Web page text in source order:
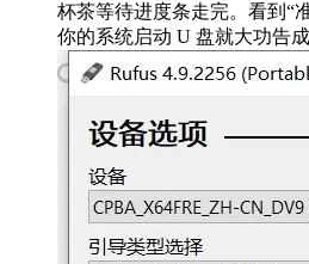
杯茶等待进度条走完。看到“
你的系统启动 U 盘就大功告